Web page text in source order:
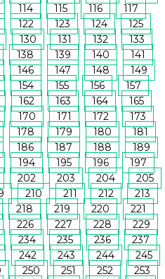
114 115 116
117
122 123 124
125
130 131 132
133
138 139 140
141
146 147 148
149
154 155 156
157
162 163 164
165
170 171 172
173
178 179 180
181
186 187 188
189
194 195 196
197
202 203 204
205
210 211 212
213
218 219 220
221
226 227 228
229
234 235 236
237
242 243 244
245
250 251 252
253